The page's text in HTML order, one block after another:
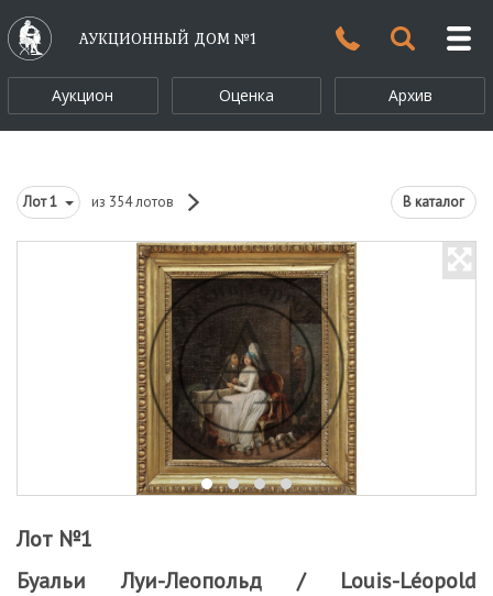
АУКЦИОННЫЙ ДОМ №1
Аукцион Оценка Архив
Лот1 из 354 лотов В каталог
Лот №1
Буальи Луи-Леопольд / Louis-Léopold